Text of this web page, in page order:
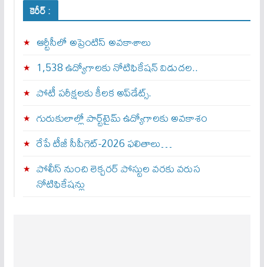
కెరీర్ :
ఆర్టీసీలో అప్రెంటిస్‌ అవకాశాలు
1,538 ఉద్యోగాలకు నోటిఫికేషన్ విడుదల..
పోటీ పరీక్షలకు కీలక అప్‌డేట్స్.
గురుకులాల్లో పార్ట్‌టైమ్ ఉద్యోగాలకు అవకాశం
రేపే టీజీ సీపీగెట్‌-2026 ఫలితాలు…
పోలీస్ నుంచి లెక్చరర్ పోస్టుల వరకు వరుస
నోటిఫికేషన్లు